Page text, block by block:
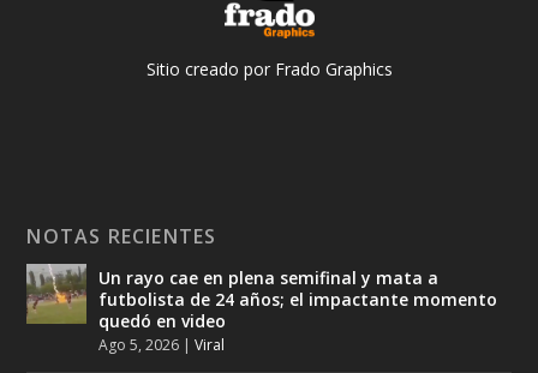
Sitio creado por Frado Graphics
NOTAS RECIENTES
Un rayo cae en plena semifinal y mata a
futbolista de 24 años; el impactante momento
quedó en video
Ago 5, 2026 |Viral